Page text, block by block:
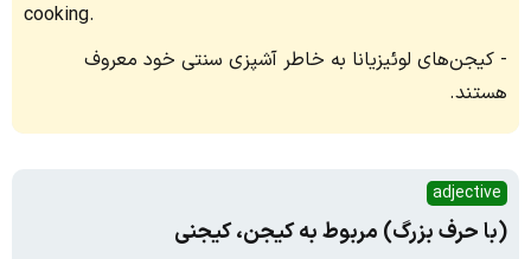
cooking.
کیجن‌‌های لوئیزیانا به خاطر آشپزی سنتی خود معروف
هستند.
adjective
(با حرف بزرگ) مربوط به کیجن، کیجنی